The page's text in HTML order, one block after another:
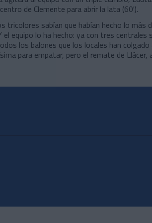
de Clemente para abrir la lata (60').
tricolores sabían que habían hecho lo más
el equipo lo ha hecho: ya con tres
los balones que los locales han
para empatar, pero el remate de